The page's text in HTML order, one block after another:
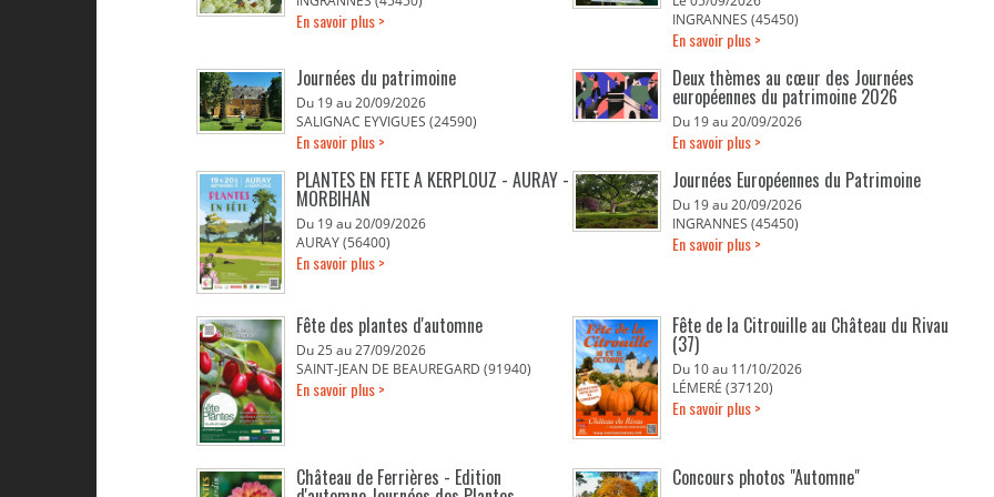
En savoir plus >
INGRANNES (45450)
En savoir plus >
Journées du patrimoine
Du 19 au 20/09/2026
SALIGNAC EYVIGUES (24590)
En savoir plus >
Deux thèmes au cœur des Journées
européennes du patrimoine 2026
Du 19 au 20/09/2026
En savoir plus >
PLANTES EN FETE A KERPLOUZ - AURAY -
MORBIHAN
Du 19 au 20/09/2026
AURAY (56400)
En savoir plus >
Journées Européennes du Patrimoine
Du 19 au 20/09/2026
INGRANNES (45450)
En savoir plus >
Fête des plantes d'automne
Du 25 au 27/09/2026
SAINT-JEAN DE BEAUREGARD (91940)
En savoir plus >
Fête de la Citrouille au Château du Rivau
(37)
Du 10 au 11/10/2026
LÉMERÉ (37120)
En savoir plus >
Château de Ferrières - Edition Concours photos "Automne"